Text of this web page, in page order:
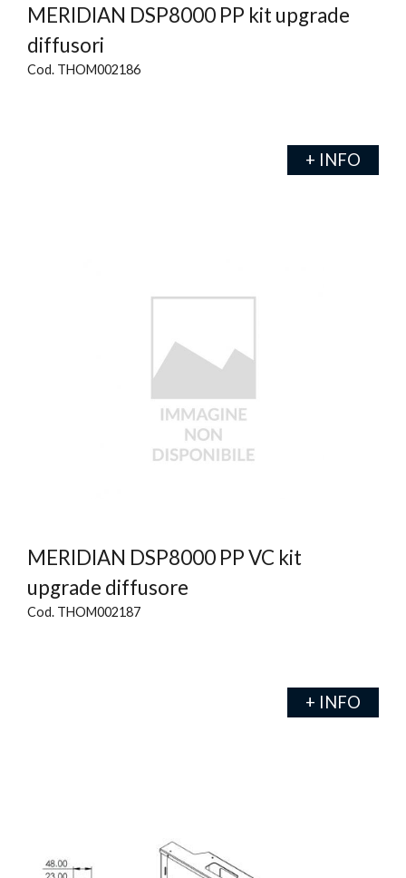
MERIDIAN DSP8000 PP kit upgrade
diffusori
Cod. THOM002186
+ INFO
MERIDIAN DSP8000 PP VC kit
upgrade diffusore
Cod. THOM002187
+ INFO